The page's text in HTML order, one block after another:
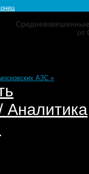
от
АЗС »
Аналитика